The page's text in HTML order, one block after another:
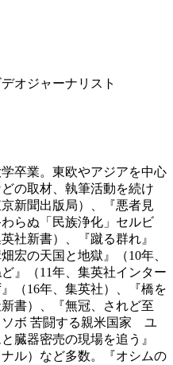
オジャーナリスト
卒業。東欧やアジアを中心
の取材、執筆活動を続け
新聞出版局）、『悪者見
らぬ「民族浄化」セルビ
社新書）、『蹴る群れ』
宏の天国と地獄』（10年、
』（11年、集英社インター
（16年、集英社）、『橋を
書）、『無冠、されど至
ソボ 苦闘する親米国家 ユ
臓器密売の現場を追う』
ル）など多数。『オシムの